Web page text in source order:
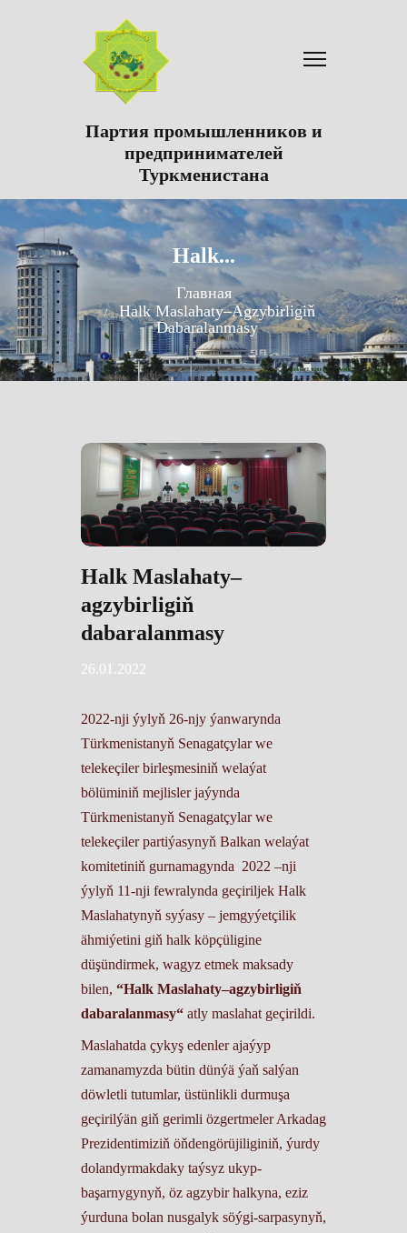
Партия промышленников и
предпринимателей
Туркменистана
Halk...
Главная
Halk Maslahaty–Agzybirligiň
Dabaralanmasy
Halk Maslahaty–
agzybirligiň
dabaralanmasy
26.01.2022
2022-nji ýylyň 26-njy ýanwarynda
Türkmenistanyň Senagatçylar we
telekeçiler birleşmesiniň welaýat
bölüminiň mejlisler jaýynda
Türkmenistanyň Senagatçylar we
telekeçiler partiýasynyň Balkan welaýat
komitetiniň gurnamagynda 2022 –nji
ýylyň 11-nji fewralynda geçiriljek Halk
Maslahatynyň syýasy – jemgyýetçilik
ähmiýetini giň halk köpçüligine
düşündirmek, wagyz etmek maksady
bilen, “Halk Maslahaty–agzybirligiň
dabaralanmasy“ atly maslahat geçirildi.
Maslahatda çykyş edenler ajaýyp
zamanamyzda bütin dünýä ýaň salýan
döwletli tutumlar, üstünlikli durmuşa
geçirilýän giň gerimli özgertmeler Arkadag
Prezidentimiziň öňdengörüjiliginiň, ýurdy
dolandyrmakdaky taýsyz ukyp-
başarnygynyň, öz agzybir halkyna, eziz
ýurduna bolan nusgalyk söýgi-sarpasynyň,